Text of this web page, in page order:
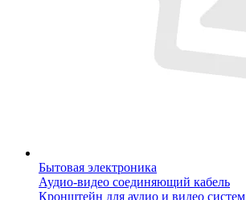
Бытовая электроника
Аудио-видео соединяющий кабель
Кронштейн для аудио и видео систем